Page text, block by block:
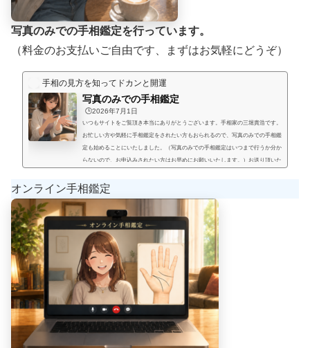
写真のみでの手相鑑定を行っています。
（料金のお支払いご自由です、まずはお気軽にどうぞ）
手相の見方を知ってドカンと開運
写真のみでの手相鑑定
🕒️2026年7月1日
いつもサイトをご覧頂き本当にありがとうございます。手相家の三堀貴浩です。
お忙しい方や気軽に手相鑑定をされたい方もおられるので、写真のみでの手相鑑
定も始めることにいたしました。（写真のみでの手相鑑定はいつまで行うか分か
らないので、お申込みされたい方はお早めにお願いいたします。）お送り頂いた
真のみでの手相鑑定では決まった料金と言うものは無く、お好きな金額を鑑定後
オンライン手相鑑定